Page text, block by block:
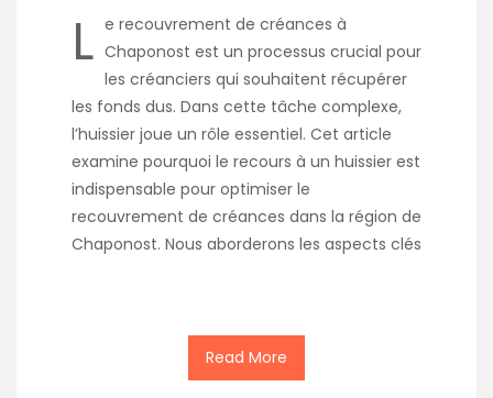
L e recouvrement de créances à
Chaponost est un processus crucial pour
les créanciers qui souhaitent récupérer
les fonds dus. Dans cette tâche complexe,
l’huissier joue un rôle essentiel. Cet article
examine pourquoi le recours à un huissier est
indispensable pour optimiser le
recouvrement de créances dans la région de
Chaponost. Nous aborderons les aspects clés
Read More